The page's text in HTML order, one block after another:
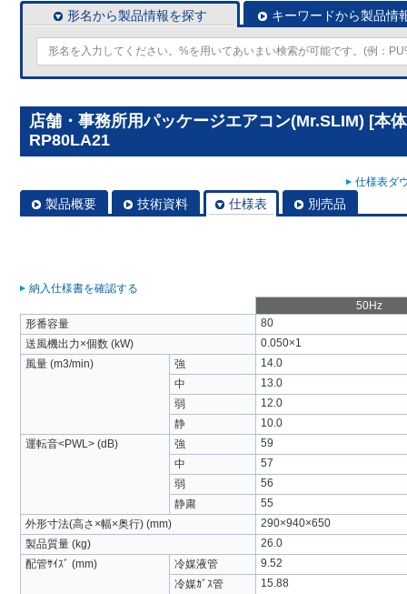
形名から製品情報を探す キーワードから製品情
店舗・事務所用パッケージエアコン(Mr.SLIM) [本
RP80LA21
仕様表ダ
製品概要 技術資料 仕様表 別売品
納入仕様書を確認する
50Hz
形番容量
80
送風機出力×個数 (kW)
0.050×1
風量 (m3/min)
強
14.0
中
13.0
弱
12.0
静
10.0
運転音<PWL> (dB)
強
59
中
57
弱
56
静粛
55
外形寸法(高さ×幅×奥行) (mm)
290×940×650
製品質量 (kg)
26.0
配管ｻｲｽﾞ (mm)
冷媒液管
9.52
冷媒ｶﾞｽ管
15.88